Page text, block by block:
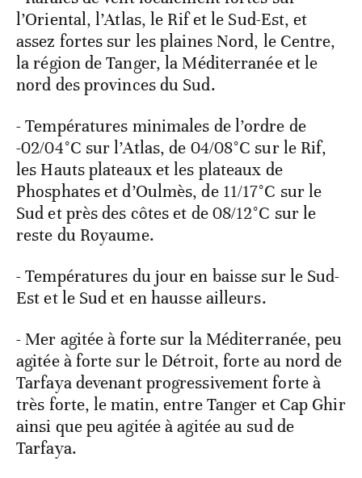
l’Oriental, l’Atlas, le Rif et le Sud-Est, et
assez fortes sur les plaines Nord, le Centre,
la région de Tanger, la Méditerranée et le
nord des provinces du Sud.
- Températures minimales de l’ordre de
-02/04°C sur l’Atlas, de 04/08°C sur le Rif,
les Hauts plateaux et les plateaux de
Phosphates et d’Oulmès, de 11/17°C sur le
Sud et près des côtes et de 08/12°C sur le
reste du Royaume.
- Températures du jour en baisse sur le Sud-
Est et le Sud et en hausse ailleurs.
- Mer agitée à forte sur la Méditerranée, peu
agitée à forte sur le Détroit, forte au nord de
Tarfaya devenant progressivement forte à
très forte, le matin, entre Tanger et Cap Ghir
ainsi que peu agitée à agitée au sud de
Tarfaya.